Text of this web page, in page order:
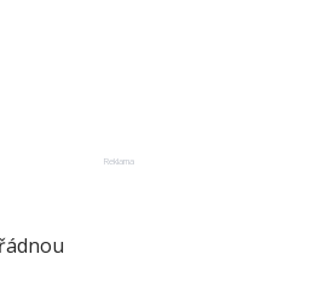
Reklama